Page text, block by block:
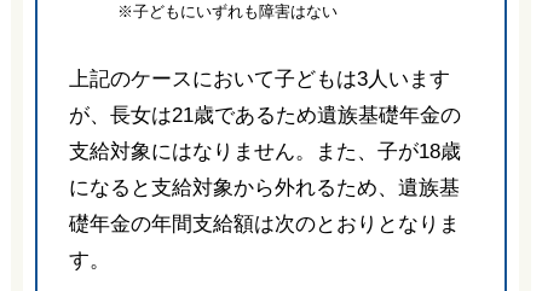
※子どもにいずれも障害はない
上記のケースにおいて子どもは3人います
が、長女は21歳であるため遺族基礎年金の
支給対象にはなりません。また、子が18歳
になると支給対象から外れるため、遺族基
礎年金の年間支給額は次のとおりとなりま
す。